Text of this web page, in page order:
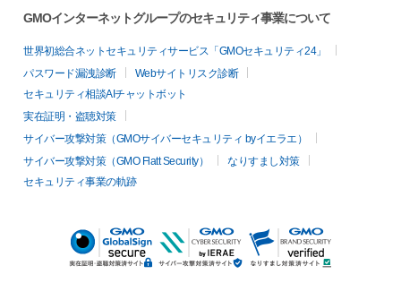
GMOインターネットグループのセキュリティ事業について
世界初総合ネットセキュリティサービス「GMOセキュリティ24」
パスワード漏洩診断
Webサイトリスク診断
セキュリティ相談AIチャットボット
実在証明・盗聴対策
サイバー攻撃対策（GMOサイバーセキュリティ byイエラエ）
サイバー攻撃対策（GMO Flatt Security）
なりすまし対策
セキュリティ事業の軌跡